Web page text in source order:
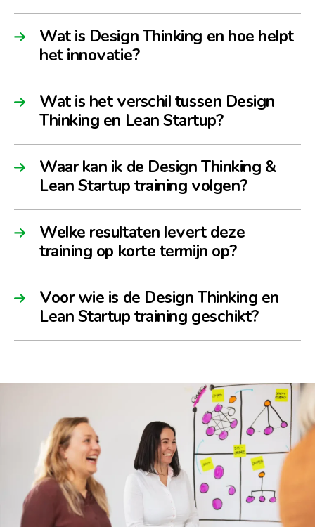
Wat is Design Thinking en hoe helpt
het innovatie?
Wat is het verschil tussen Design
Thinking en Lean Startup?
Waar kan ik de Design Thinking &
Lean Startup training volgen?
Welke resultaten levert deze
training op korte termijn op?
Voor wie is de Design Thinking en
Lean Startup training geschikt?